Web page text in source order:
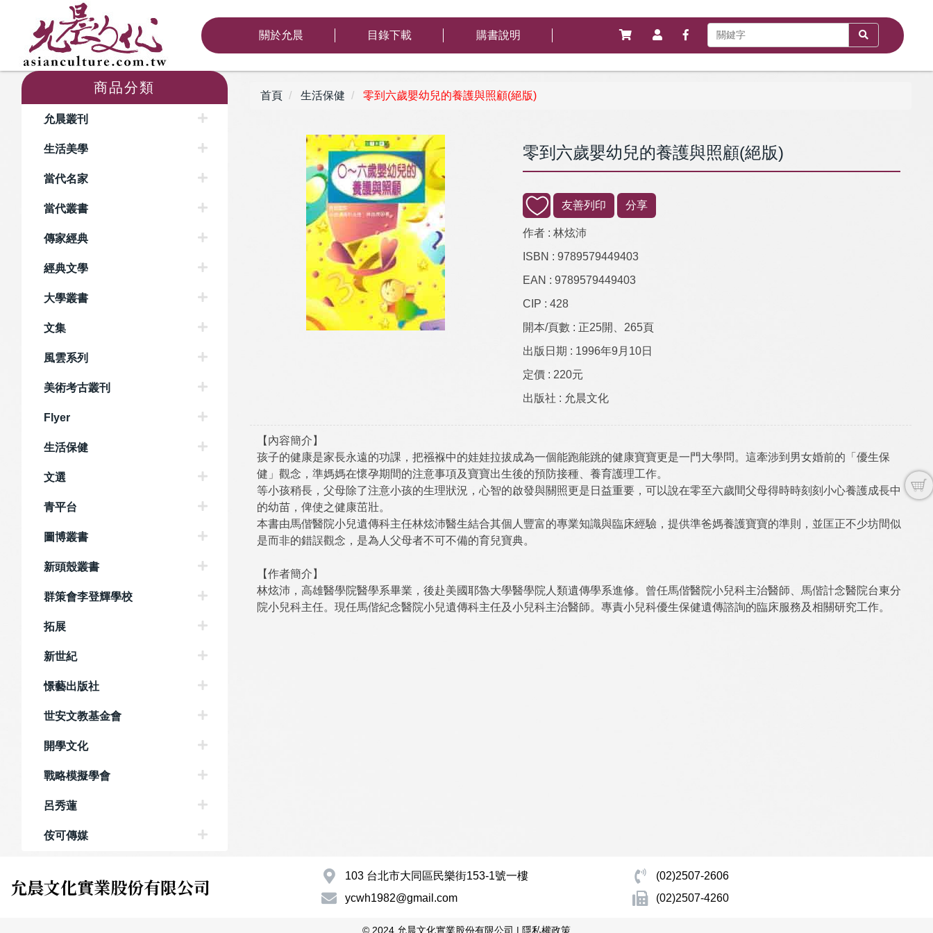
關於允晨 目錄下載 購書說明
商品分類
允晨叢刊
生活美學
當代名家
當代叢書
傳家經典
經典文學
大學叢書
文集
風雲系列
美術考古叢刊
Flyer
生活保健
文選
青平台
圖博叢書
新頭殼叢書
群策會李登輝學校
拓展
新世紀
憬藝出版社
世安文教基金會
開學文化
戰略模擬學會
呂秀蓮
侒可傳媒
首頁 生活保健 零到六歲嬰幼兒的養護與照顧(絕版)
零到六歲嬰幼兒的養護與照顧(絕版)
友善列印 分享
作者 : 林炫沛
ISBN : 9789579449403
EAN : 9789579449403
CIP : 428
開本/頁數 : 正25開、265頁
出版日期 : 1996年9月10日
定價 : 220元
出版社 : 允晨文化
【內容簡介】
孩子的健康是家長永遠的功課，把襁褓中的娃娃拉拔成為一個能跑能跳的健康寶寶更是一門大學問。這牽涉到男女婚前的「優生保
健」觀念，準媽媽在懷孕期間的注意事項及寶寶出生後的預防接種、養育護理工作。
等小孩稍長，父母除了注意小孩的生理狀況，心智的啟發與關照更是日益重要，可以說在零至六歲間父母得時時刻刻小心養護成長中
的幼苗，俾使之健康茁壯。
本書由馬偕醫院小兒遺傳科主任林炫沛醫生結合其個人豐富的專業知識與臨床經驗，提供準爸媽養護寶寶的準則，並匡正不少坊間似
是而非的錯誤觀念，是為人父母者不可不備的育兒寶典。
【作者簡介】
林炫沛，高雄醫學院醫學系畢業，後赴美國耶魯大學醫學院人類遺傳學系進修。曾任馬偕醫院小兒科主治醫師、馬偕計念醫院台東分
院小兒科主任。現任馬偕紀念醫院小兒遺傳科主任及小兒科主治醫師。專責小兒科優生保健遺傳諮詢的臨床服務及相關研究工作。
允晨文化實業股份有限公司
103 台北市大同區民樂街153-1號一樓
ycwh1982@gmail.com
(02)2507-2606
(02)2507-4260
© 2024 允晨文化實業股份有限公司 | 隱私權政策